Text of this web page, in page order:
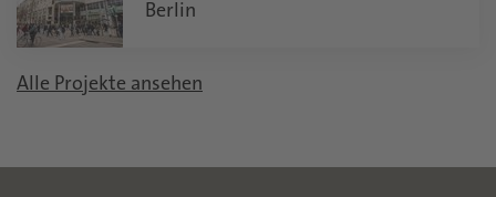
Berlin
Alle Projekte ansehen